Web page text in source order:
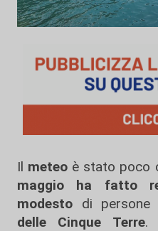
Il meteo è stato poco
maggio ha fatto
modesto di persone
delle Cinque Terre.